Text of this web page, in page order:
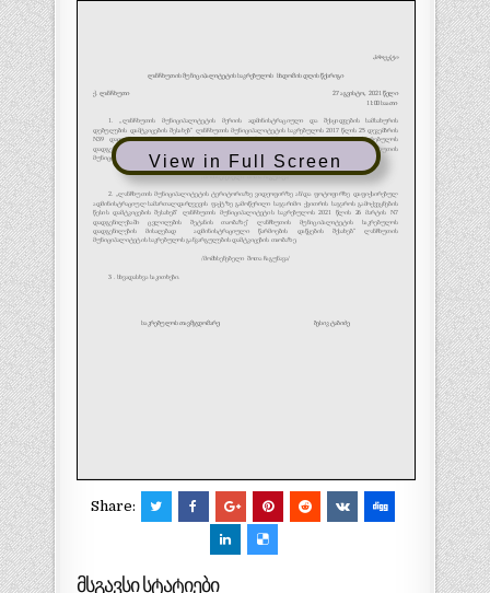
View in Full Screen
Share:
მსგავსი სტატიები